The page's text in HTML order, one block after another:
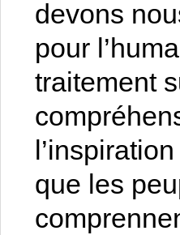
devons
pour
traitement
que les